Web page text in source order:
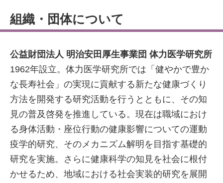
組織・団体について
公益財団法人 明治安田厚生事業団 体力医学研究所
1962年設立。体力医学研究所では「健やかで豊か
な長寿社会」の実現に貢献する新たな健康づくり
方法を開発する研究活動を行うとともに、その知
見の普及啓発を推進している。現在は職域におけ
る身体活動・座位行動の健康影響についての運動
疫学的研究、そのメカニズム解明を目指す基礎的
研究を実施。さらに健康科学の知見を社会に根付
かせるため、地域における社会実装的研究を展開